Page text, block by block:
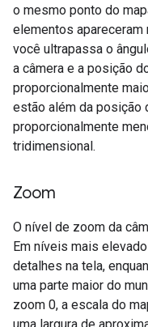
o mesmo ponto do
elementos apareceram
você ultrapassa o
a câmera e a posição
proporcionalmente
estão além da posição
proporcionalmente
tridimensional.
Zoom
O nível de zoom da
Em níveis mais
detalhes na tela,
uma parte maior do
zoom 0, a escala do
uma largura de